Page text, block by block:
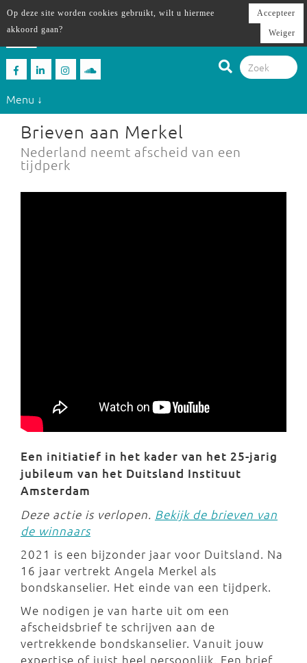
Menu ↓
Brieven aan Merkel
Nederland neemt afscheid van een
tijdperk
Een initiatief in het kader van het 25-jarig
jubileum van het Duitsland Instituut
Amsterdam
Deze actie is verlopen. Bekijk de brieven van
de winnaars
2021 is een bijzonder jaar voor Duitsland. Na
16 jaar vertrekt Angela Merkel als
bondskanselier. Het einde van een tijdperk.
We nodigen je van harte uit om een
afscheidsbrief te schrijven aan de
vertrekkende bondskanselier. Vanuit jouw
expertise of juist heel persoonlijk. Een brief
Op deze site worden cookies gebruikt, wilt u hiermee
akkoord gaan?
Accepteer
Weiger